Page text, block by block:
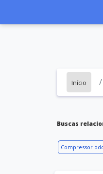
Início
Buscas
Compressor